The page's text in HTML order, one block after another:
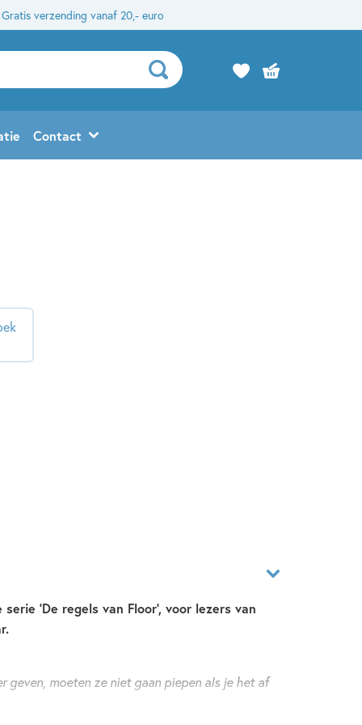
Gratis verzending vanaf 20,- euro
Contact
'De regels van Floor', voor lezers van
geven, moeten ze niet gaan piepen als je het af